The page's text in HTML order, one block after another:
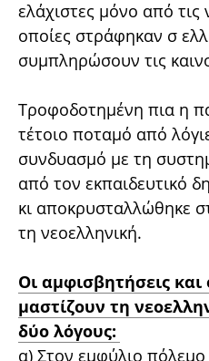
ελάχιστες μόνο από τις
οποίες στράφηκαν σ
συμπληρώσουν τις
Τροφοδοτημένη πια η
τέτοιο ποταμό από
συνδυασμό με τη
από τον εκπαιδευτικό
κι αποκρυσταλλώθηκε
τη νεοελληνική.
Οι αμφισβητήσεις και
μαστίζουν τη
δύο λόγους:
α) Στον εμφύλιο πόλεμο